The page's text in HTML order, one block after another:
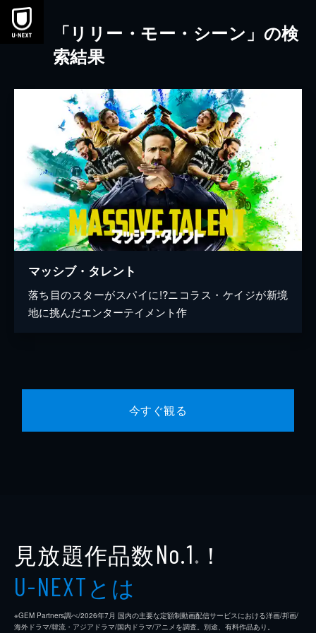
本文へスキップ
「リリー・モー・シーン」の検
索結果
マッシブ・タレント
落ち目のスターがスパイに!?ニコラス・ケイジが新境
地に挑んだエンターテイメント作
今すぐ観る
見放題作品数No.1 ※ ！
U-NEXTとは
※GEM Partners調べ/2026年7⽉ 国内の主要な定額制動画配信サービスにおける洋画/邦画/
海外ドラマ/韓流・アジアドラマ/国内ドラマ/アニメを調査。別途、有料作品あり。